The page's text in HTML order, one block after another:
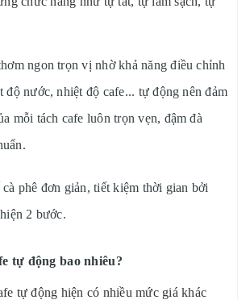
ngon trọn vị nhờ khả năng điều chỉnh
độ nước, nhiệt độ cafe... tự động nên đảm
mỗi tách cafe luôn trọn vẹn, đậm đà
cà phê đơn giản, tiết kiệm thời gian bởi
2 bước.
tự động bao nhiêu?
tự động hiện có nhiều mức giá khác